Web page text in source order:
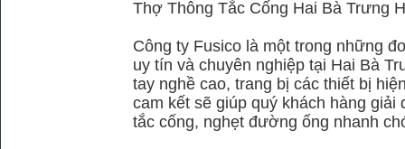
Thợ Thông Tắc Cống Hai Bà Trưng
Công ty Fusico là một trong những
uy tín và chuyên nghiệp tại Hai Bà
tay nghề cao, trang bị các thiết bị
cam kết sẽ giúp quý khách hàng
tắc cống, nghẹt đường ống nhanh